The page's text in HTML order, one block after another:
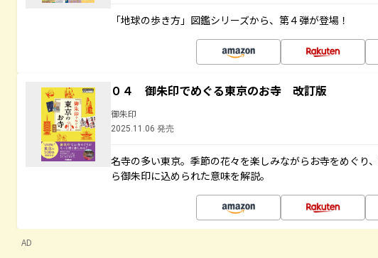
「地球の歩き方」図鑑シリーズから、第４弾が登場！
０４ 御朱印でめぐる東京のお寺 改訂版
御朱印
2025.11.06 発売
名寺の多い東京。季節の花々を楽しみながらお寺をめぐり
ら御朱印に込められた意味を解説。
AD